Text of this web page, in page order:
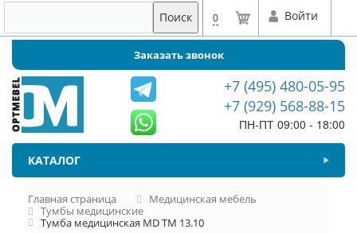
Поиск 0 Войти
Заказать звонок
+7 (495) 480-05-95
+7 (929) 568-88-15
ПН-ПТ 09:00 - 18:00
КАТАЛОГ
Главная страница
Медицинская мебель
Тумбы медицинские
Тумба медицинская MD ТМ 13.10